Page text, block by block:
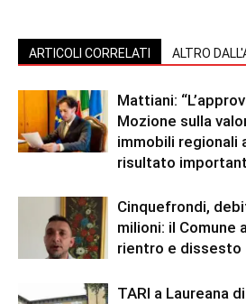
ARTICOLI CORRELATI ALTRO
Mattiani:
Mozione sulla
immobili regionali
risultato
Cinquefrondi,
milioni: il Comune
rientro e dissesto
TARI a Laureana